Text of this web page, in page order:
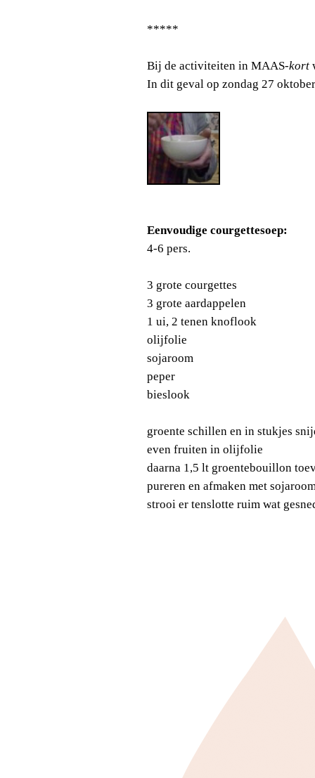
*****
Bij de activiteiten in MAAS-kort
In dit geval op zondag 27
Eenvoudige courgettesoep:
4-6 pers.
3 grote courgettes
3 grote aardappelen
1 ui, 2 tenen knoflook
olijfolie
sojaroom
peper
bieslook
groente schillen en in stukjes
even fruiten in olijfolie
daarna 1,5 lt groentebouillon
pureren en afmaken met
strooi er tenslotte ruim wat